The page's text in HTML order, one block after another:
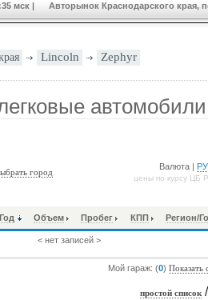
мск | Авторынок Краснодарского края,
Lincoln Zephyr
город
Валюта |
цены по курсу ЦБ
Год Объем Пробег КПП Регион/
< нет записей >
Мой гараж: (0)Показать
простой список